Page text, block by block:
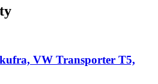
VW Transporter T5,